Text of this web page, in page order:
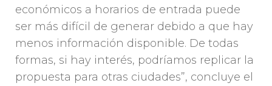
económicos a horarios de entrada puede
ser más difícil de generar debido a que hay
menos información disponible. De todas
formas, si hay interés, podríamos replicar la
propuesta para otras ciudades”, concluye el